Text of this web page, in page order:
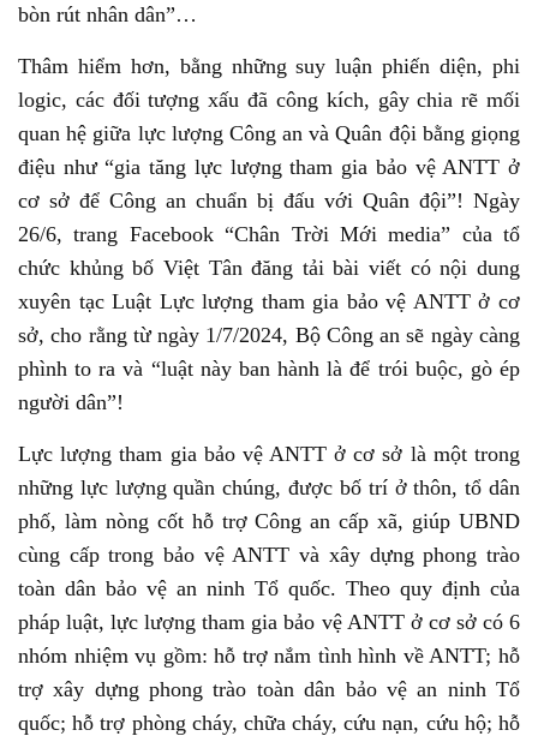
bòn rút nhân dân”…
Thâm hiểm hơn, bằng những suy luận phiến diện, phi
logic, các đối tượng xấu đã công kích, gây chia rẽ mối
quan hệ giữa lực lượng Công an và Quân đội bằng giọng
điệu như “gia tăng lực lượng tham gia bảo vệ ANTT ở
cơ sở để Công an chuẩn bị đấu với Quân đội”! Ngày
26/6, trang Facebook “Chân Trời Mới media” của tổ
chức khủng bố Việt Tân đăng tải bài viết có nội dung
xuyên tạc Luật Lực lượng tham gia bảo vệ ANTT ở cơ
sở, cho rằng từ ngày 1/7/2024, Bộ Công an sẽ ngày càng
phình to ra và “luật này ban hành là để trói buộc, gò ép
người dân”!
Lực lượng tham gia bảo vệ ANTT ở cơ sở là một trong
những lực lượng quần chúng, được bố trí ở thôn, tổ dân
phố, làm nòng cốt hỗ trợ Công an cấp xã, giúp UBND
cùng cấp trong bảo vệ ANTT và xây dựng phong trào
toàn dân bảo vệ an ninh Tổ quốc. Theo quy định của
pháp luật, lực lượng tham gia bảo vệ ANTT ở cơ sở có 6
nhóm nhiệm vụ gồm: hỗ trợ nắm tình hình về ANTT; hỗ
trợ xây dựng phong trào toàn dân bảo vệ an ninh Tổ
quốc; hỗ trợ phòng cháy, chữa cháy, cứu nạn, cứu hộ; hỗ